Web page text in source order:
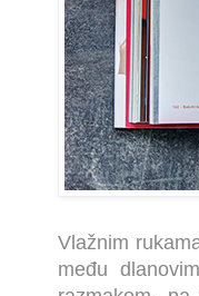
Vlažnim
među